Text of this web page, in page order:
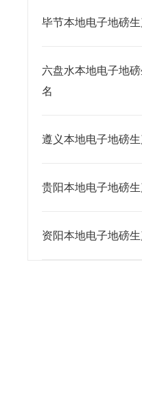
毕节本地电子地磅
六盘水本地电子地
名
遵义本地电子地磅
贵阳本地电子地磅
资阳本地电子地磅